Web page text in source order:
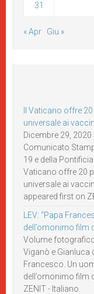
31
« Apr Giu »
Il Vaticano offre
universale ai
Dicembre 29, 2020
Comunicato
19 e della
Vaticano offre 20
universale ai
appeared first on
LEV: “Papa
dell’omonimo film
Volume
Viganò e Gianluca
Francesco. Un
dell’omonimo film
ZENIT - Italiano.